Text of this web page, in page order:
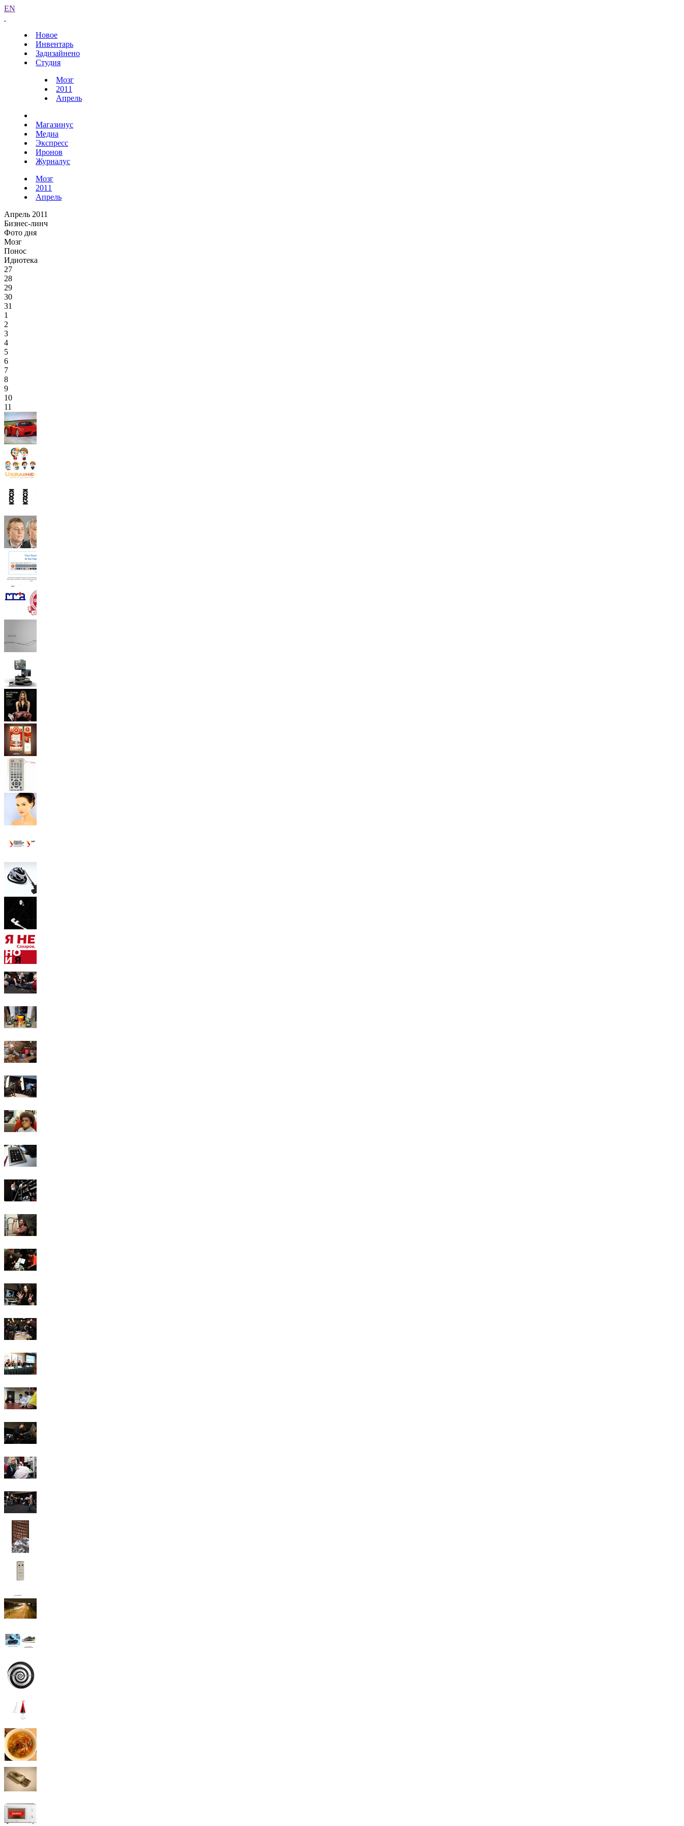
EN
Новое
Инвентарь
Задизайнено
Студия
Мозг
2011
Апрель
Магазинус
Медиа
Экспресс
Иронов
Журналус
Мозг
2011
Апрель
Апрель 2011
Бизнес-линч
Фото дня
Мозг
Понос
Идиотека
27
28
29
30
31
1
2
3
4
5
6
7
8
9
10
11